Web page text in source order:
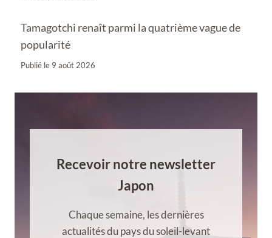
Tamagotchi renaît parmi la quatrième vague de
popularité
Publié le 9 août 2026
Recevoir notre newsletter
Japon
Chaque semaine, les dernières
actualités du pays du soleil-levant